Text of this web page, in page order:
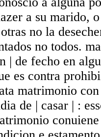
a su marido,
no la
no todos.
| de fecho en
es contra
matrimonio
de | casar | :